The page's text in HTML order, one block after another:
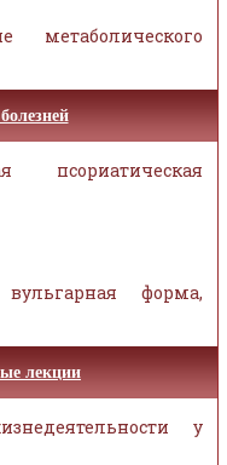
метаболического
псориатическая
вульгарная форма,
лекции
у